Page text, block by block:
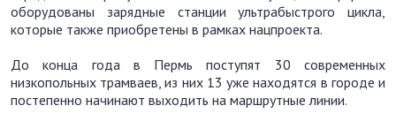
оборудованы зарядные станции ультрабыстрого цикла,
которые также приобретены в рамках нацпроекта.
До конца года в Пермь поступят 30 современных
низкопольных трамваев, из них 13 уже находятся в городе и
постепенно начинают выходить на маршрутные линии.